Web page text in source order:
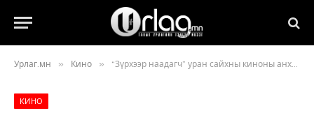
Урлаг.мн » Кино » “Зүрхээр наадагч” уран сайхны киноны анхны трэйлэр
КИНО